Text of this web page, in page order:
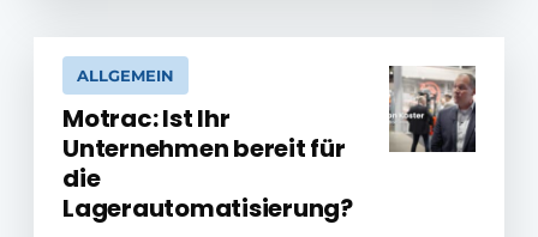
ALLGEMEIN
Motrac: Ist Ihr
Unternehmen bereit für
die
Lagerautomatisierung?